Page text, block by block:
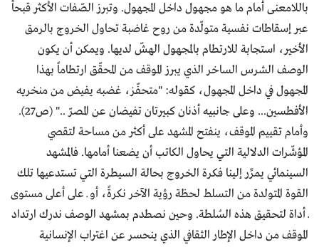
باللامعنى أمام ما هو مجهول داخل المجهول. وتبرز الصّفات الأكثر قبحاً
عبر إسقاطات نفسية متولّدة من روح غاضبة تحاول الخروج بالرمق
الأخير، استجابة للارتطام بالمجهول الهشّ لديها. ويمكن أن يكون
الوصف الشرس الساخر الذي يبرز الموقف من المحقّق ارتطاماً بهذا
المجهول في داخل المجهول، كقوله: "متحفّز، غضبه يفيض من منخريه
الأفطسين... وعلى جانبيه أذنان كبيرتان تفيضان عن المصرّ .." (ص27).
وأمام تقييم الموقف، ينفتح المشهد على أكثر من مساحة لتقصي
المؤشّرات الدلالية التي يحاول الكاتب أن يضعنا أمامها. فالمشهد
السينمائي يمرِّر إلينا فكرة الخروج بحالة السيطرة التي تستدعيها تلك
القوة المتولدة من التسلط لحظة رؤية الآخر نكرةً، أو ــ على أعلى مستوى
ــ أداة لتحقيق هذه السُلطة. وحين نصطدم بمشهد الوصف ندرك ارتداد
الموقف من داخل الإطار الثقافي الذي ينحسر عن اغتراب الإنسانية